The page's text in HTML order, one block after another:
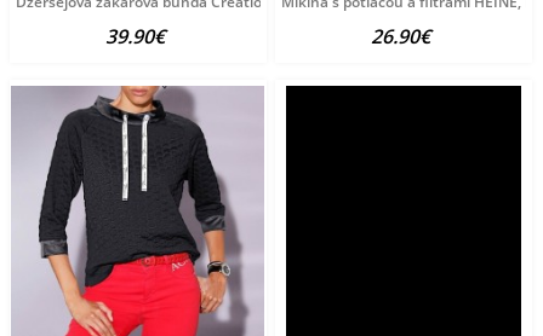
39.90€ 26.90€